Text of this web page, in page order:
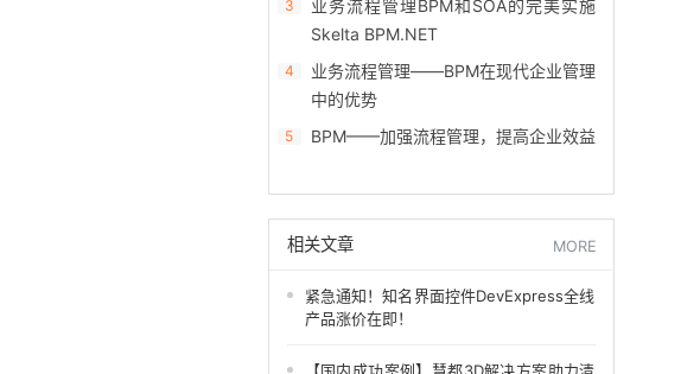
3
业务流程管理BPM和SOA的完美实施
Skelta BPM.NET
4
业务流程管理——BPM在现代企业管理
中的优势
5 BPM——加强流程管理，提高企业效益
相关文章 MORE
紧急通知！知名界面控件DevExpress全线
产品涨价在即！